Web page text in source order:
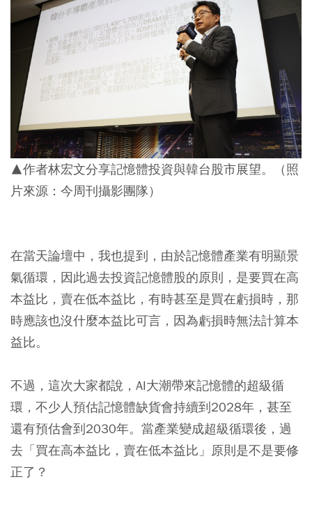
▲作者林宏文分享記憶體投資與韓台股市展望。（照
片來源：今周刊攝影團隊）
在當天論壇中，我也提到，由於記憶體產業有明顯景
氣循環，因此過去投資記憶體股的原則，是要買在高
本益比，賣在低本益比，有時甚至是買在虧損時，那
時應該也沒什麼本益比可言，因為虧損時無法計算本
益比。
不過，這次大家都說，AI大潮帶來記憶體的超級循
環，不少人預估記憶體缺貨會持續到2028年，甚至
還有預估會到2030年。當產業變成超級循環後，過
去「買在高本益比，賣在低本益比」原則是不是要修
正了？